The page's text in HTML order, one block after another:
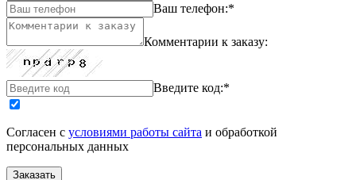
Ваш телефон:*
Комментарии к заказу:
Введите код:*
Согласен с условиями работы сайта и обработкой
персональных данных